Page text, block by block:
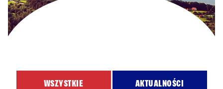
WSZYSTKIE AKTUALNOŚCI